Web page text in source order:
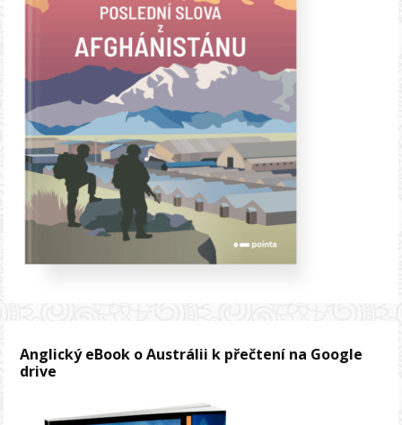
Anglický eBook o Austrálii k přečtení na Google
drive